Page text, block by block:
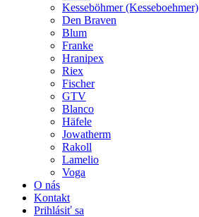
Kesseböhmer (Kesseboehmer)
Den Braven
Blum
Franke
Hranipex
Riex
Fischer
GTV
Blanco
Häfele
Jowatherm
Rakoll
Lamelio
Voga
O nás
Kontakt
Prihlásiť sa